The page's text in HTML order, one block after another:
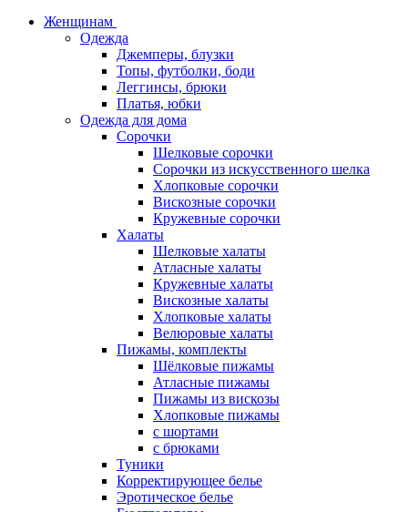
Женщинам
Одежда
Джемперы, блузки
Топы, футболки, боди
Леггинсы, брюки
Платья, юбки
Одежда для дома
Сорочки
Шелковые сорочки
Сорочки из искусственного шелка
Хлопковые сорочки
Вискозные сорочки
Кружевные сорочки
Халаты
Шелковые халаты
Атласные халаты
Кружевные халаты
Вискозные халаты
Хлопковые халаты
Велюровые халаты
Пижамы, комплекты
Шёлковые пижамы
Атласные пижамы
Пижамы из вискозы
Хлопковые пижамы
с шортами
с брюками
Туники
Корректирующее белье
Эротическое белье